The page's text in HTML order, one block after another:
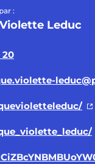
:
Leduc
20